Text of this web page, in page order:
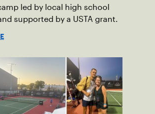
led by local high school
supported by a USTA grant.